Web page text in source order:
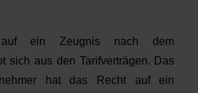
auf ein Zeugnis nach dem
sich aus den Tarifverträgen. Das
hat das Recht auf ein